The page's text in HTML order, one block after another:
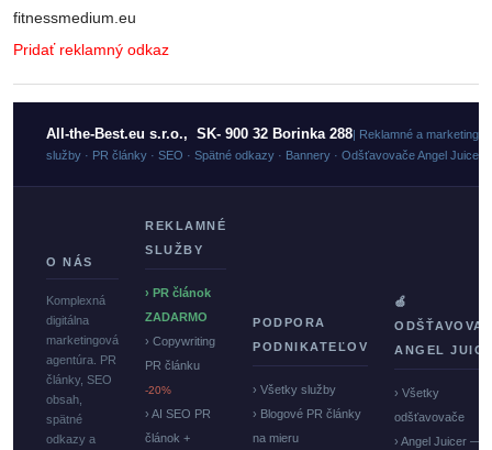
fitnessmedium.eu
Pridať reklamný odkaz
All-the-Best.eu s.r.o., SK- 900 32 Borinka 288 | Reklamné a
služby · PR články · SEO · Spätné odkazy · Bannery · Odšťavovače Angel Juicer
O NÁS
Komplexná
digitálna
marketingová
agentúra. PR
články, SEO
obsah,
spätné
odkazy a
REKLAMNÉ
SLUŽBY
› PR článok
ZADARMO
› Copywriting
PR článku
-20%
› AI SEO PR
článok +
PODPORA
PODNIKATEĽOV
› Všetky služby
› Blogové PR články
na mieru
🍏
ANGEL
› Všetky
odšťavovače
› Angel Juicer —